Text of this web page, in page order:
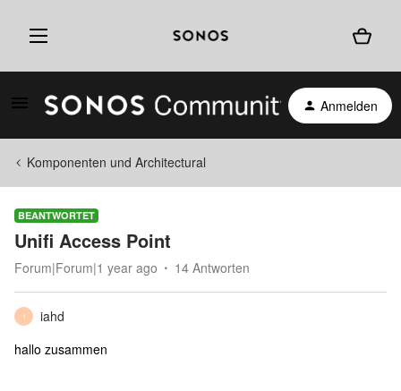
Anmelden
Komponenten und Architectural
BEANTWORTET
Unifi Access Point
Forum|Forum|1 year ago 14 Antworten
I
iahd
hallo zusammen